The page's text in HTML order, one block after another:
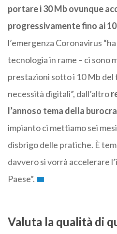
portare i 30 Mb ovunque
progressivamente fino ai
l’emergenza Coronavirus
tecnologia in rame – ci sono
prestazioni sotto i 10 Mb
necessità digitali”, dall’altro
l’annoso tema della
impianto ci mettiamo sei
disbrigo delle pratiche. È
davvero si vorrà accelerare
Paese”.
Valuta la qualità di